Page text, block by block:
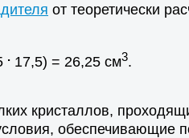
от теоретически
. 17,5) = 26,25 см3.
кристаллов,
обеспечивающие